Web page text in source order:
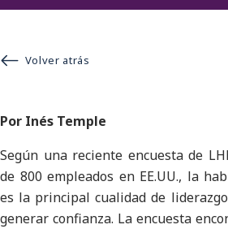
Volver atrás
Por Inés Temple
Según una reciente encuesta de
de 800 empleados en EE.UU., la
es la principal cualidad de
generar confianza. La encuesta